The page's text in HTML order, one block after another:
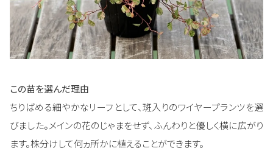
この苗を選んだ理由
ちりばめる細やかなリーフとして、斑入りのワイヤープランツを選
びました。メインの花のじゃまをせず、ふんわりと優しく横に広がり
ます。株分けして何ヵ所かに植えることができます。